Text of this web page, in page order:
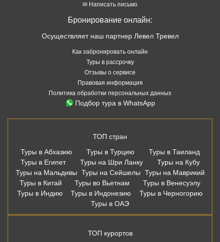
✉ Написать письмо
Бронирование онлайн:
Осуществляет наш партнер Левел Тревел
Как забронировать онлайн
Туры в рассрочку
Отзывы о сервисе
Правовая информация
Политика обработки персональных данных
Подбор тура в WhatsApp
ТОП стран
Туры в Абхазию
Туры в Турцию
Туры в Таиланд
Туры в Египет
Туры на Шри Ланку
Туры на Кубу
Туры на Мальдивы
Туры на Сейшелы
Туры на Маврикий
Туры в Китай
Туры во Вьетнам
Туры в Венесуэлу
Туры в Индию
Туры в Индонезию
Туры в Черногорию
Туры в ОАЭ
ТОП курортов